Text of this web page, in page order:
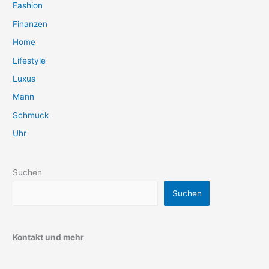
Fashion
Finanzen
Home
Lifestyle
Luxus
Mann
Schmuck
Uhr
Suchen
Suchen
Kontakt und mehr